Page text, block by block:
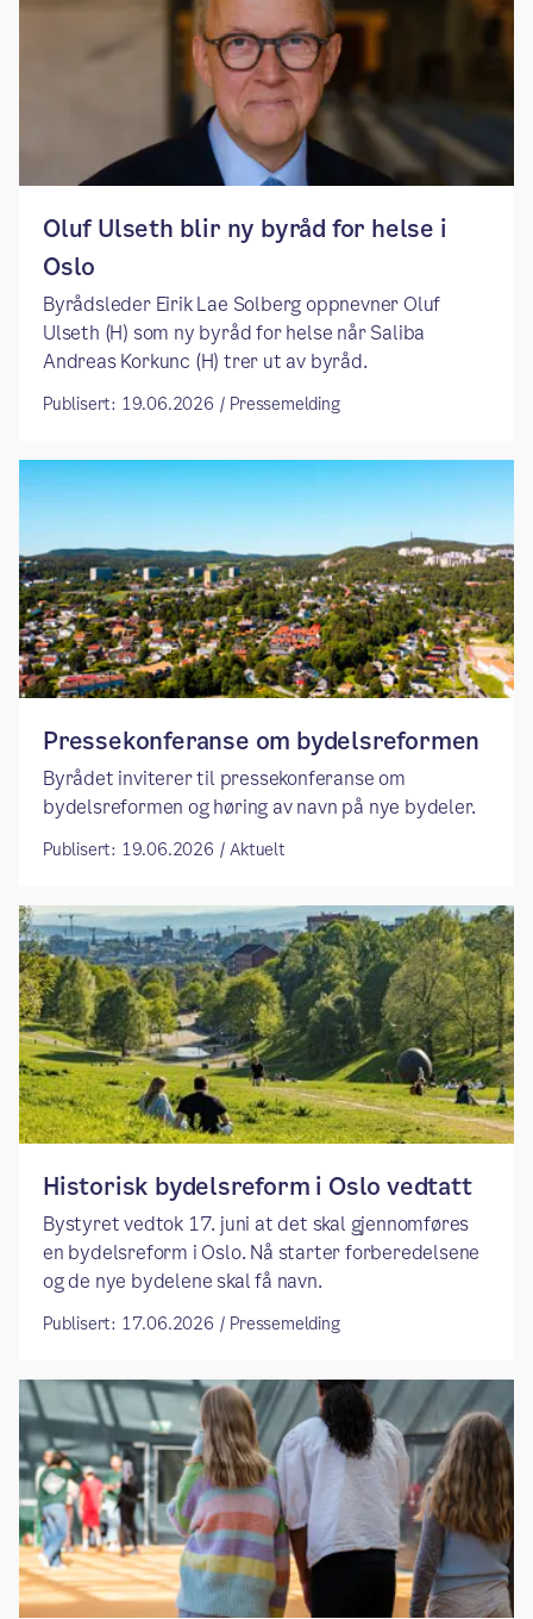
​​Oluf Ulseth blir ny byråd for helse i
Oslo ​
​​Byrådsleder Eirik Lae Solberg oppnevner Oluf
Ulseth (H) som ny byråd for helse når Saliba
Andreas Korkunc (H) trer ut av byråd. ​
Publisert: 19.06.2026 / Pressemelding
Pressekonferanse om bydelsreformen
Byrådet inviterer til pressekonferanse om
bydelsreformen og høring av navn på nye bydeler.
Publisert: 19.06.2026 / Aktuelt
​​Historisk bydelsreform i Oslo vedtatt​
Bystyret vedtok 17. juni at det skal gjennomføres
en bydelsreform i Oslo. Nå starter forberedelsene
og de nye bydelene skal få navn.
Publisert: 17.06.2026 / Pressemelding